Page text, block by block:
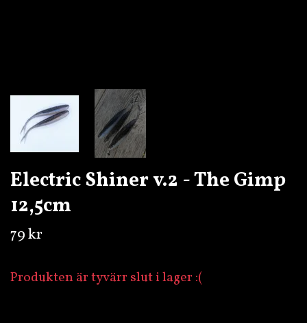
Electric Shiner v.2 - The Gimp
12,5cm
79 kr
Produkten är tyvärr slut i lager :(